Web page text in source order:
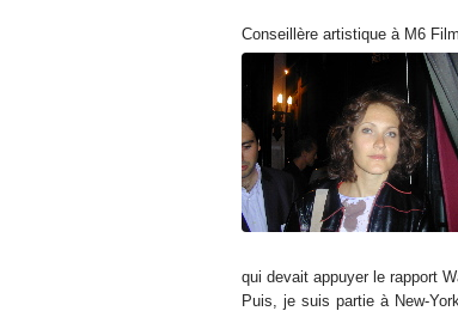
Conseillère artistique à M6
qui devait appuyer le rapport
Puis, je suis partie à New-